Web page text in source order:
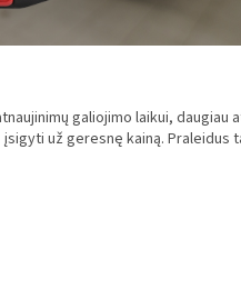
galiojimo laikui, daugiau
už geresnę kainą. Praleidus